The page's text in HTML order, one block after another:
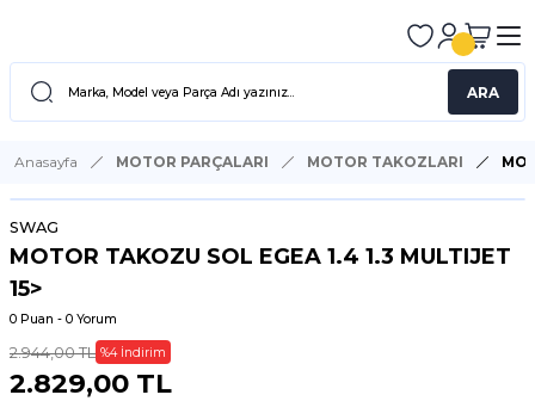
ARA
Anasayfa MOTOR PARÇALARI MOTOR TAKOZLARI
SWAG
MOTOR TAKOZU SOL EGEA 1.4 1.3 MULTIJET
15>
0 Puan - 0 Yorum
2.944,00 TL %4 İndirim
2.829,00 TL